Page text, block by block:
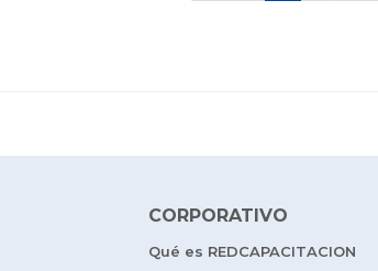
CORPORATIVO
Qué es REDCAPACITACION